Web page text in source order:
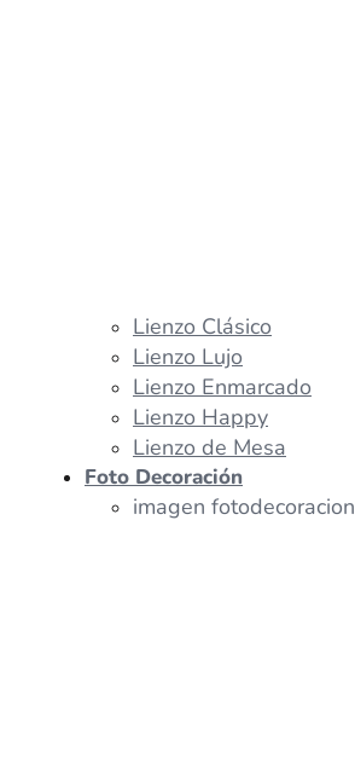
Lienzo Clásico
Lienzo Lujo
Lienzo Enmarcado
Lienzo Happy
Lienzo de Mesa
Foto Decoración
imagen fotodecoracion